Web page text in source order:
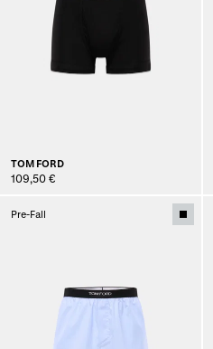
TOM FORD
109,50 €
Pre-Fall